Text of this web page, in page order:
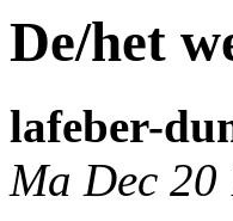
De/het
lafeber-
Ma Dec